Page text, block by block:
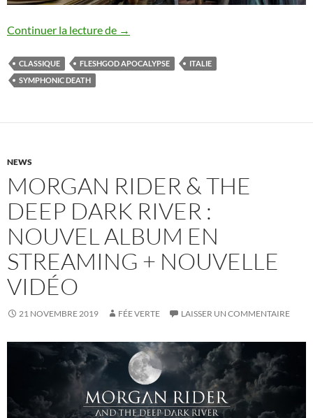
Continuer la lecture de Fleshgod Apocalypse : nouvelle cover
→
CLASSIQUE FLESHGOD APOCALYPSE
ITALIE
SYMPHONIC DEATH
NEWS
MORGAN RIDER & THE
DEEP DARK RIVER :
NOUVEL ALBUM EN
STREAMING + NOUVELLE
VIDÉO
21 NOVEMBRE 2019 FÉE VERTE LAISSER UN COMMENTAIRE